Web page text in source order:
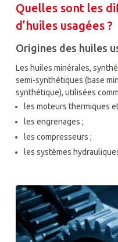
Quelles sont les
d’huiles usagées ?
Origines des huiles
Les huiles minérales,
semi-synthétiques (base
synthétique), utilisées
les moteurs thermiques
les engrenages ;
les compresseurs ;
les systèmes